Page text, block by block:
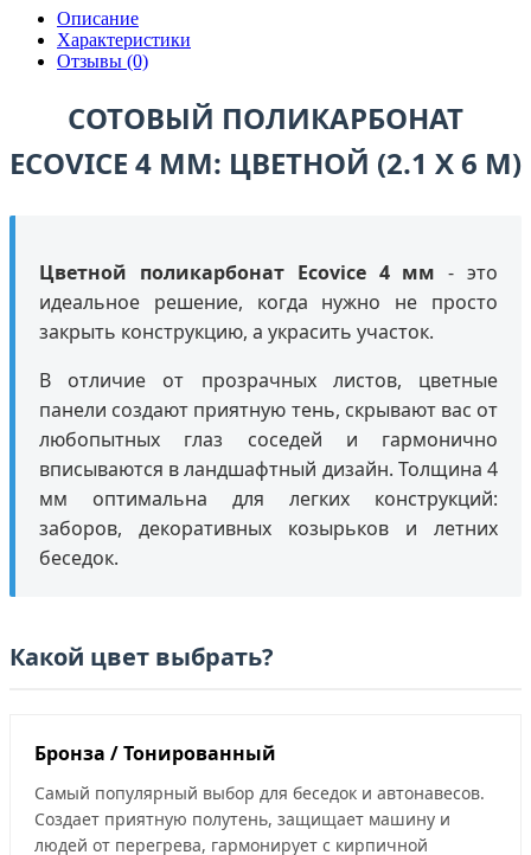
Описание
Характеристики
Отзывы (0)
СОТОВЫЙ ПОЛИКАРБОНАТ
ECOVICE 4 ММ: ЦВЕТНОЙ (2.1 Х 6 М)
Цветной поликарбонат Ecovice 4 мм - это
идеальное решение, когда нужно не просто
закрыть конструкцию, а украсить участок.
В отличие от прозрачных листов, цветные
панели создают приятную тень, скрывают вас от
любопытных глаз соседей и гармонично
вписываются в ландшафтный дизайн. Толщина 4
мм оптимальна для легких конструкций:
заборов, декоративных козырьков и летних
беседок.
Какой цвет выбрать?
Бронза / Тонированный
Самый популярный выбор для беседок и автонавесов.
Создает приятную полутень, защищает машину и
людей от перегрева, гармонирует с кирпичной